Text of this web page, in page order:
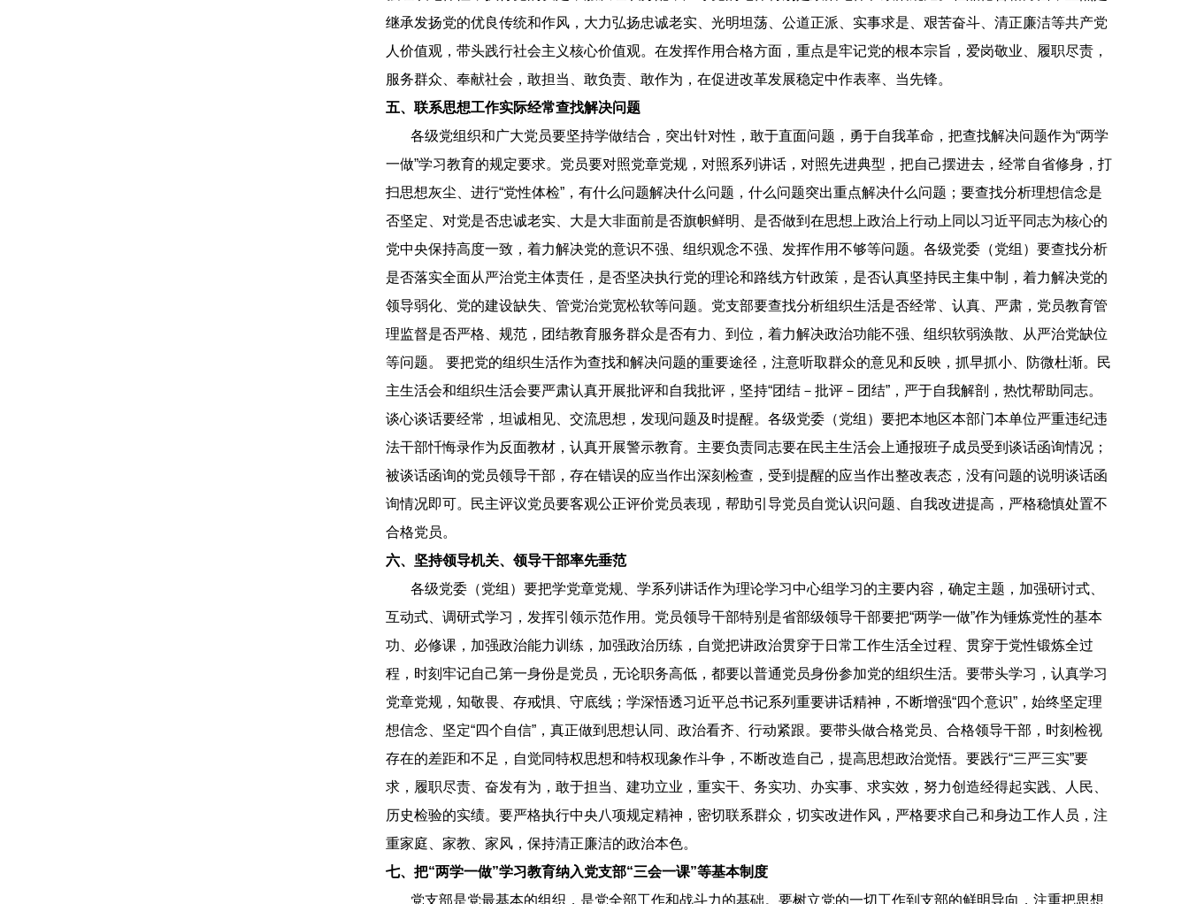
继承发扬党的优良传统和作风，大力弘扬忠诚老实、光明坦荡、公道正派、实事求是、艰苦奋斗、清正廉洁等共产党
人价值观，带头践行社会主义核心价值观。在发挥作用合格方面，重点是牢记党的根本宗旨，爱岗敬业、履职尽责，
服务群众、奉献社会，敢担当、敢负责、敢作为，在促进改革发展稳定中作表率、当先锋。
五、联系思想工作实际经常查找解决问题
各级党组织和广大党员要坚持学做结合，突出针对性，敢于直面问题，勇于自我革命，把查找解决问题作为“两学
一做”学习教育的规定要求。党员要对照党章党规，对照系列讲话，对照先进典型，把自己摆进去，经常自省修身，打
扫思想灰尘、进行“党性体检”，有什么问题解决什么问题，什么问题突出重点解决什么问题；要查找分析理想信念是
否坚定、对党是否忠诚老实、大是大非面前是否旗帜鲜明、是否做到在思想上政治上行动上同以习近平同志为核心的
党中央保持高度一致，着力解决党的意识不强、组织观念不强、发挥作用不够等问题。各级党委（党组）要查找分析
是否落实全面从严治党主体责任，是否坚决执行党的理论和路线方针政策，是否认真坚持民主集中制，着力解决党的
领导弱化、党的建设缺失、管党治党宽松软等问题。党支部要查找分析组织生活是否经常、认真、严肃，党员教育管
理监督是否严格、规范，团结教育服务群众是否有力、到位，着力解决政治功能不强、组织软弱涣散、从严治党缺位
等问题。 要把党的组织生活作为查找和解决问题的重要途径，注意听取群众的意见和反映，抓早抓小、防微杜渐。民
主生活会和组织生活会要严肃认真开展批评和自我批评，坚持“团结－批评－团结”，严于自我解剖，热忱帮助同志。
谈心谈话要经常，坦诚相见、交流思想，发现问题及时提醒。各级党委（党组）要把本地区本部门本单位严重违纪违
法干部忏悔录作为反面教材，认真开展警示教育。主要负责同志要在民主生活会上通报班子成员受到谈话函询情况；
被谈话函询的党员领导干部，存在错误的应当作出深刻检查，受到提醒的应当作出整改表态，没有问题的说明谈话函
询情况即可。民主评议党员要客观公正评价党员表现，帮助引导党员自觉认识问题、自我改进提高，严格稳慎处置不
合格党员。
六、坚持领导机关、领导干部率先垂范
各级党委（党组）要把学党章党规、学系列讲话作为理论学习中心组学习的主要内容，确定主题，加强研讨式、
互动式、调研式学习，发挥引领示范作用。党员领导干部特别是省部级领导干部要把“两学一做”作为锤炼党性的基本
功、必修课，加强政治能力训练，加强政治历练，自觉把讲政治贯穿于日常工作生活全过程、贯穿于党性锻炼全过
程，时刻牢记自己第一身份是党员，无论职务高低，都要以普通党员身份参加党的组织生活。要带头学习，认真学习
党章党规，知敬畏、存戒惧、守底线；学深悟透习近平总书记系列重要讲话精神，不断增强“四个意识”，始终坚定理
想信念、坚定“四个自信”，真正做到思想认同、政治看齐、行动紧跟。要带头做合格党员、合格领导干部，时刻检视
存在的差距和不足，自觉同特权思想和特权现象作斗争，不断改造自己，提高思想政治觉悟。要践行“三严三实”要
求，履职尽责、奋发有为，敢于担当、建功立业，重实干、务实功、办实事、求实效，努力创造经得起实践、人民、
历史检验的实绩。要严格执行中央八项规定精神，密切联系群众，切实改进作风，严格要求自己和身边工作人员，注
重家庭、家教、家风，保持清正廉洁的政治本色。
七、把“两学一做”学习教育纳入党支部“三会一课”等基本制度
党支部是党最基本的组织，是党全部工作和战斗力的基础。要树立党的一切工作到支部的鲜明导向，注重把思想